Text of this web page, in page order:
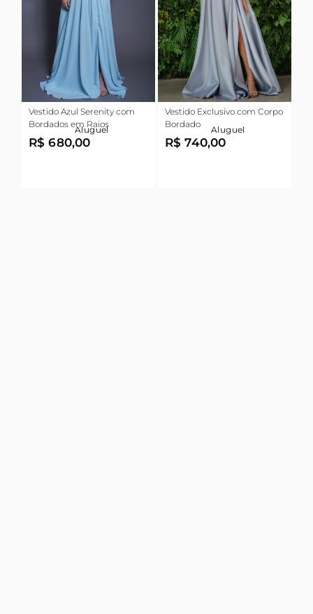
Vestido Azul Serenity com
Bordados em Raios
Aluguel
R$ 680,00
Vestido Exclusivo com Corpo
Bordado
Aluguel
R$ 740,00